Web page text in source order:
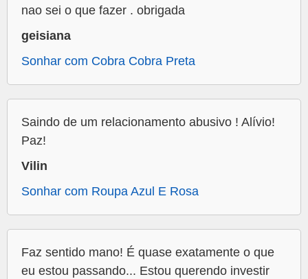
nao sei o que fazer . obrigada
geisiana
Sonhar com Cobra Cobra Preta
Saindo de um relacionamento abusivo ! Alívio!
Paz!
Vilin
Sonhar com Roupa Azul E Rosa
Faz sentido mano! É quase exatamente o que
eu estou passando... Estou querendo investir